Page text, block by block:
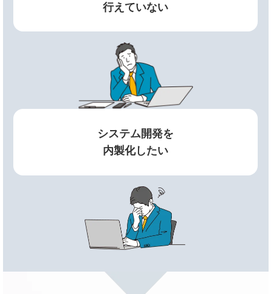
行えていない
システム開発を
内製化したい